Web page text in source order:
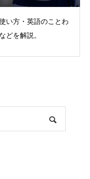
い方・英語のことわ
どを解説。